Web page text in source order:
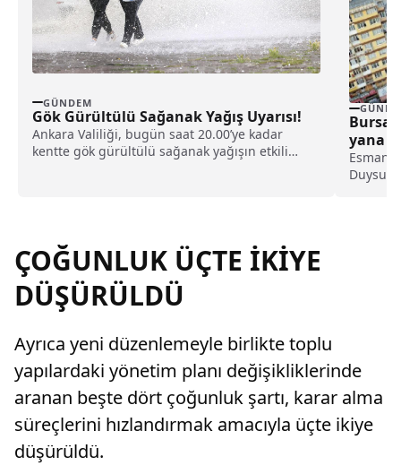
GÜNDEM
Gök Gürültülü Sağanak Yağış Uyarısı!
Ankara Valiliği, bugün saat 20.00’ye kadar
kentte gök gürültülü sağanak yağışın etkili
yana
Duysun
ÇOĞUNLUK ÜÇTE İKİYE
DÜŞÜRÜLDÜ
Ayrıca yeni düzenlemeyle birlikte toplu
yapılardaki yönetim planı değişikliklerinde
aranan beşte dört çoğunluk şartı, karar alma
süreçlerini hızlandırmak amacıyla üçte ikiye
düşürüldü.